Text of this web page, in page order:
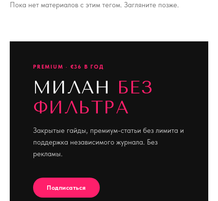
Пока нет материалов с этим тегом. Загляните позже.
PREMIUM · €36 В ГОД
МИЛАН БЕЗ
ФИЛЬТРА
Закрытые гайды, премиум-статьи без лимита и
поддержка независимого журнала. Без
рекламы.
Подписаться